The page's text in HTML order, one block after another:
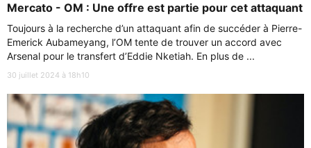
Mercato - OM : Une offre est partie pour cet attaquant
Toujours à la recherche d’un attaquant afin de succéder à Pierre-
Emerick Aubameyang, l’OM tente de trouver un accord avec
Arsenal pour le transfert d’Eddie Nketiah. En plus de ...
30 juillet 2024 à 18h10